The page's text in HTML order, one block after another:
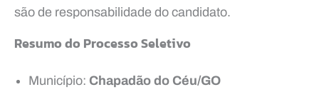
são de responsabilidade do candidato.
Resumo do Processo Seletivo
Município: Chapadão do Céu/GO